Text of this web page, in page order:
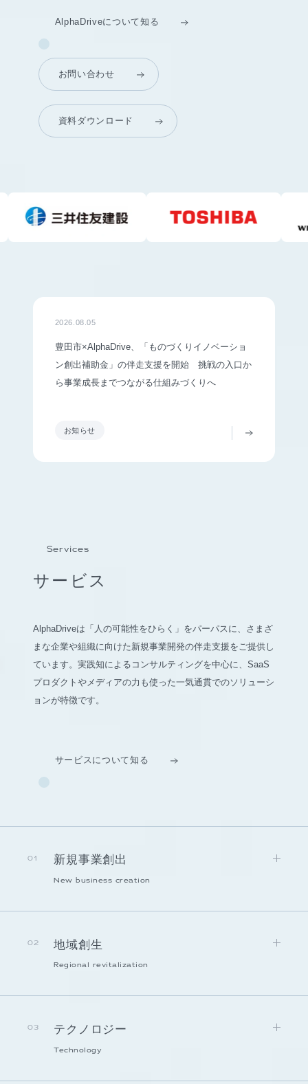
AlphaDriveについて知る
お問い合わせ
資料ダウンロード
2026.08.05
お知らせ
豊田市×AlphaDrive、「ものづくりイノベーショ
ン創出補助金」の伴走支援を開始 挑戦の入口か
ら事業成長までつながる仕組みづくりへ
Services
サービス
AlphaDriveは「人の可能性をひらく」をパーパスに、さまざ
まな企業や組織に向けた新規事業開発の伴走支援をご提供し
ています。実践知によるコンサルティングを中心に、SaaS
プロダクトやメディアの力も使った一気通貫でのソリューシ
ョンが特徴です。
サービスについて知る
01 新規事業創出
New business creation
02 地域創生
Regional revitalization
03 テクノロジー
Technology